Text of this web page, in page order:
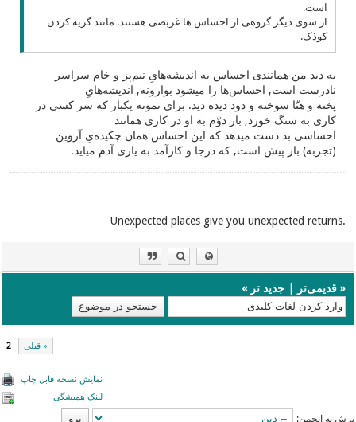
است.
از سوی دیگر گروهی از احساس ها غربضی هستند. مانند گریه کردن
کوذک.
به دید من همانندی احساس به اندیشه‌هایِ نیم‌پز و خام سراسر
نادرست است, احساس‌ها را میشود بوارونه, اندیشه‌هایِ
پخته و هتّا سوخته و دود دیده دید. برای نمونه یکبار که سر کسی در
کاری به سنگ خورد, بار دوّم به او در کاری همانند
احساسی بد دست میدهد که این احساس همان چکیده‌یِ آروین
(تجربه) بار پیش است, که درجا و کارآمد به یاری آدم میاید.
.Unexpected places give you unexpected returns
«قدیمی‌تر |جدید تر »
« قبلی 2
نمایش نسخه قابل چاپ
لینک همیشگی
پرش به انجمن: